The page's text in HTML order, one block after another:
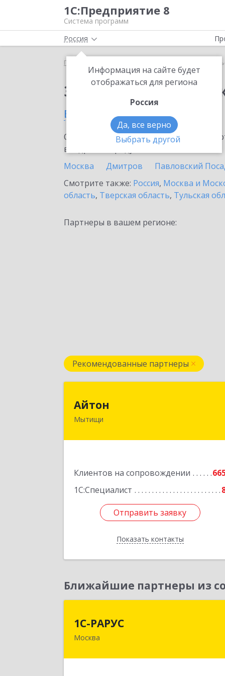
1С:Предприятие 8
Система программ
Россия
Информация на сайте будет
отображаться для региона
Россия
Да, все верно
Выбрать другой
Главная 1С-
Заказать 1С-
в Мытищах
Ознакомьтесь с информационными
внедрение продукта.
Москва
Дмитров Павловский
Смотрите также: Россия, Москва и
область, Тверская область, Тульская
Партнеры в вашем регионе:
Рекомендованные партнеры
Айтон
Мытищи
Клиентов на сопровождении
1С:Специалист
Отправить заявку
Показать контакты
141006, Московская обл, Мытищи г,
Подробнее
Отправить заявку
Назад
Ближайшие партнеры из
1С-РАРУС
Москва127434, Москва г, Дмитровское ш,